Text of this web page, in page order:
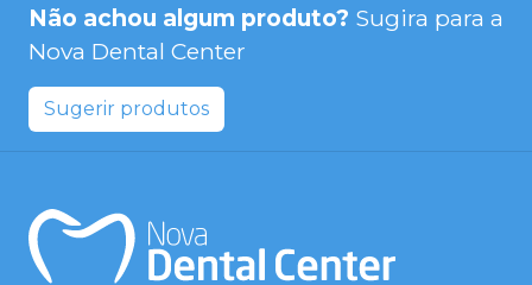
Não achou algum produto? Sugira para a
Nova Dental Center
Sugerir produtos